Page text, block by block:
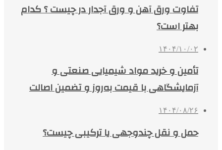
تفاوت ورق آهن و ورق آجدار در چیست ؟ کدام
بهتر است؟
۱۴۰۴/۱۰/۰۲
تأمین و خرید مواد شیمیایی صنعتی و
آزمایشگاهی با قیمت به‌روز و تضمین اصالت
۱۴۰۴/۰۸/۲۶
حمل و نقل چندوجهی یا ترکیبی چیست؟